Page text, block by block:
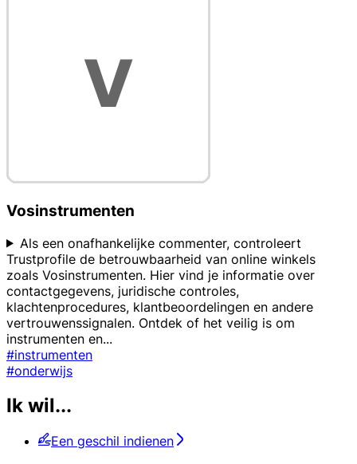
Vosinstrumenten
Als een onafhankelijke commenter, controleert
Trustprofile de betrouwbaarheid van online winkels
zoals Vosinstrumenten. Hier vind je informatie over
contactgegevens, juridische controles,
klachtenprocedures, klantbeoordelingen en andere
vertrouwenssignalen. Ontdek of het veilig is om
instrumenten en...
#instrumenten
#onderwijs
Ik wil...
Een geschil indienen